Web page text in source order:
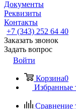
Документы
Реквизиты
Контакты
+7 (343) 252 64 40
Заказать звонок
Задать вопрос
Войти
Корзина0
Избранные
Сравнение